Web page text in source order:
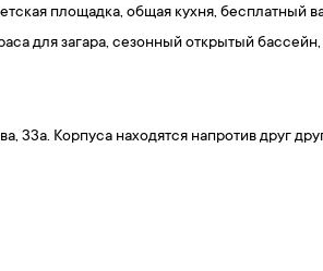
площадка, общая кухня, бесплатный
для загара, сезонный открытый бассейн,
33а. Корпуса находятся напротив друг